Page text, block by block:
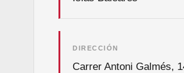
DIRECCIÓN
Carrer Antoni Galmés,